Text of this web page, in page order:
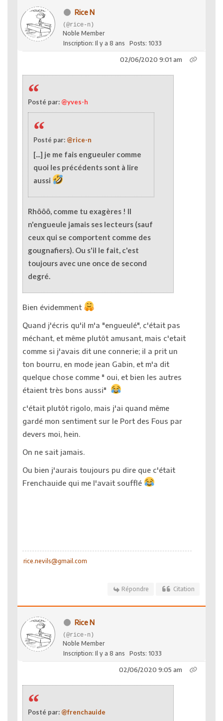
Rice N
(@rice-n)
Noble Member
Inscription: Il y a 8 ans
Posts: 1033
02/06/2020 9:01 am
Posté par: @yves-h
Posté par: @rice-n
[...] je me fais engueuler comme
quoi les précédents sont à lire
aussi
Rhôôô, comme tu exagères ! Il
n'engueule jamais ses lecteurs (sauf
ceux qui se comportent comme des
gougnafiers). Ou s'il le fait, c'est
toujours avec une once de second
degré.
Bien évidemment
Quand j'écris qu'il m'a "engueulé", c'était pas
méchant, et même plutôt amusant, mais c'etait
comme si j'avais dit une connerie; il a prit un
ton bourru, en mode jean Gabin, et m'a dit
quelque chose comme " oui, et bien les autres
étaient très bons aussi"
c'était plutôt rigolo, mais j'ai quand même
gardé mon sentiment sur le Port des Fous par
devers moi, hein.
On ne sait jamais.
Ou bien j'aurais toujours pu dire que c'était
Frenchauide qui me l'avait soufflé
rice.nevils@gmail.com
Répondre Citation
Rice N
(@rice-n)
Noble Member
Inscription: Il y a 8 ans
Posts: 1033
02/06/2020 9:05 am
Posté par: @frenchauide